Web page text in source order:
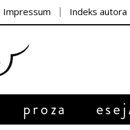
Impressum Indeks autora
proza